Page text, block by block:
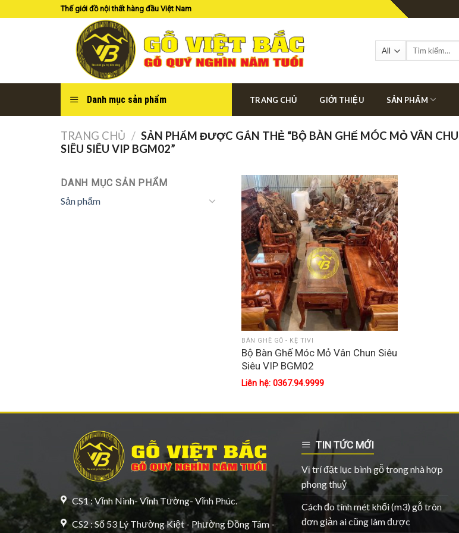
to
Thế giới đồ nội thất hàng đầu Việt Nam
Tìm
Danh mục sản phẩm TRANG CHỦ GIỚI THIỆU SẢN PHẨM
TRANG CHỦ / SẢN PHẨM ĐƯỢC GẮN THẺ “BỘ BÀN GHẾ MÓC MỎ VÂN
SIÊU SIÊU VIP BGM02”
DANH MỤC SẢN PHẨM
Sản phẩm
BÀN GHẾ GỖ - KỆ TIVI
Bộ Bàn Ghế Móc Mỏ Vân Chun Siêu
Siêu VIP BGM02
Liên hệ: 0367.94.9999
CS1 : Vĩnh Ninh- Vĩnh Tường- Vĩnh Phúc.
CS2 : Số 53 Lý Thường Kiệt - Phường Đồng Tâm -
TIN TỨC MỚI
Vị trí đặt lục bình gỗ trong nhà hợp
phong thuỷ
Cách đo tính mét khối (m3) gỗ tròn
đơn giản ai cũng làm được